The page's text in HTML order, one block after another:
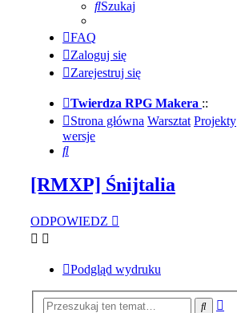
Szukaj
FAQ
Zaloguj się
Zarejestruj się
Twierdza RPG Makera ::
Strona główna Warsztat Projekty
wersje
Szukaj
[RMXP] Śnijtalia
ODPOWIEDZ
Podgląd wydruku
Szukaj